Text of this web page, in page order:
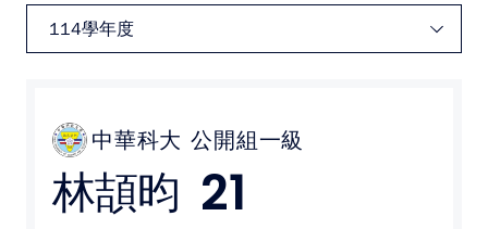
球隊與球員
比賽場地
最新消息
中華科大 公開組一級
林頡昀 21